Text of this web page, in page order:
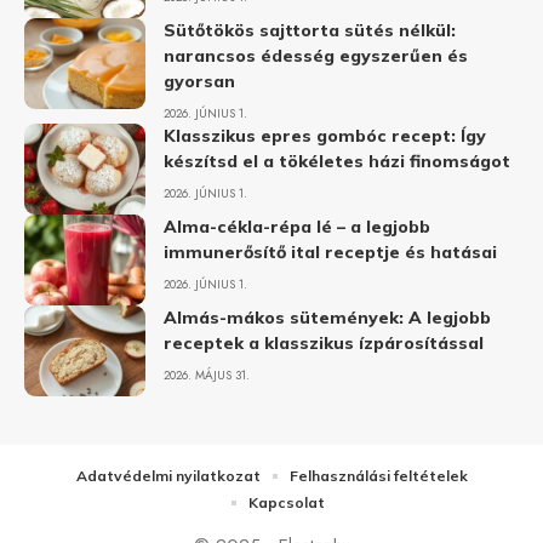
Sütőtökös sajttorta sütés nélkül:
narancsos édesség egyszerűen és
gyorsan
2026. JÚNIUS 1.
Klasszikus epres gombóc recept: Így
készítsd el a tökéletes házi finomságot
2026. JÚNIUS 1.
Alma-cékla-répa lé – a legjobb
immunerősítő ital receptje és hatásai
2026. JÚNIUS 1.
Almás-mákos sütemények: A legjobb
receptek a klasszikus ízpárosítással
2026. MÁJUS 31.
Adatvédelmi nyilatkozat
Felhasználási feltételek
Kapcsolat